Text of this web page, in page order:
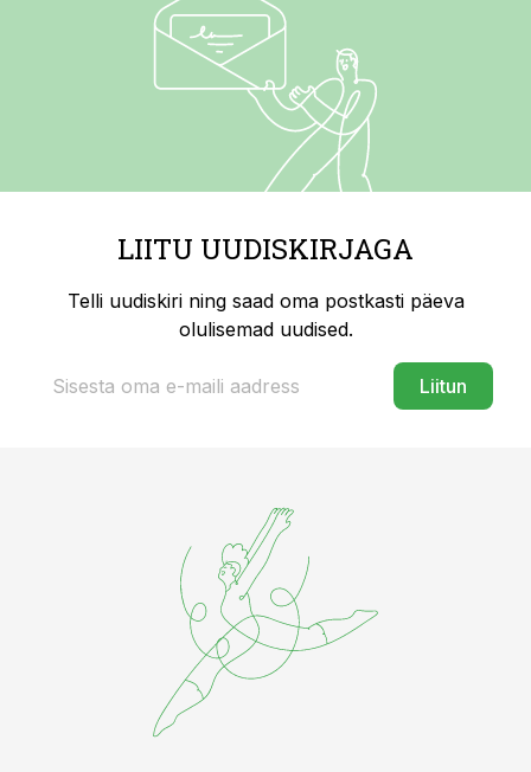
LIITU UUDISKIRJAGA
Telli uudiskiri ning saad oma postkasti päeva
olulisemad uudised.
Liitun